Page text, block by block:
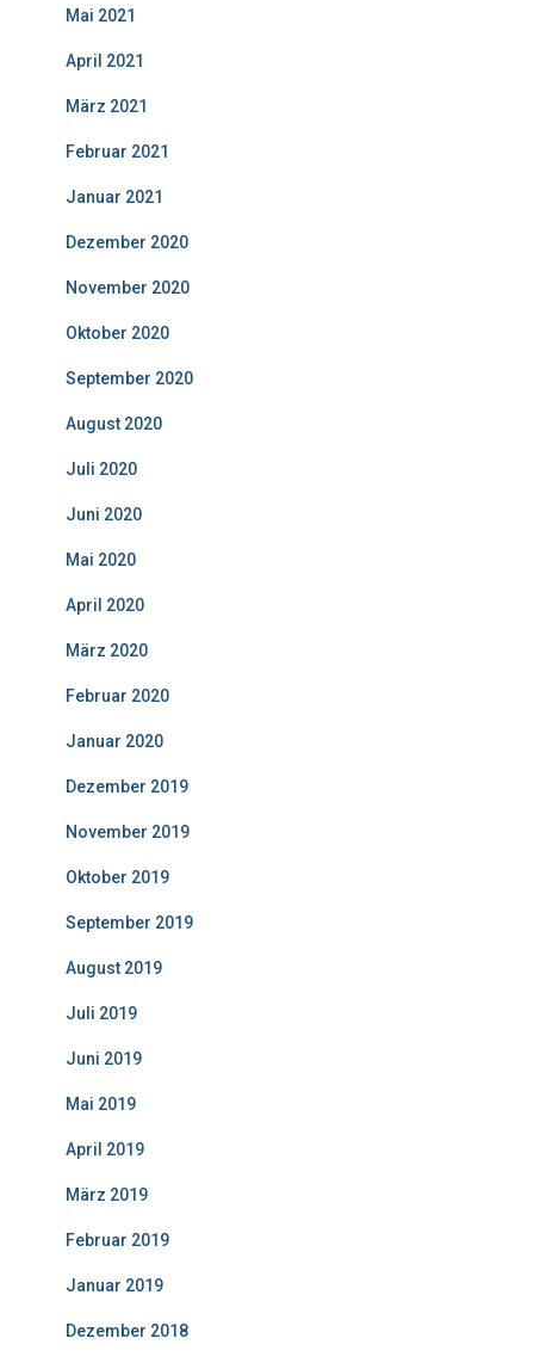
Mai 2021
April 2021
März 2021
Februar 2021
Januar 2021
Dezember 2020
November 2020
Oktober 2020
September 2020
August 2020
Juli 2020
Juni 2020
Mai 2020
April 2020
März 2020
Februar 2020
Januar 2020
Dezember 2019
November 2019
Oktober 2019
September 2019
August 2019
Juli 2019
Juni 2019
Mai 2019
April 2019
März 2019
Februar 2019
Januar 2019
Dezember 2018